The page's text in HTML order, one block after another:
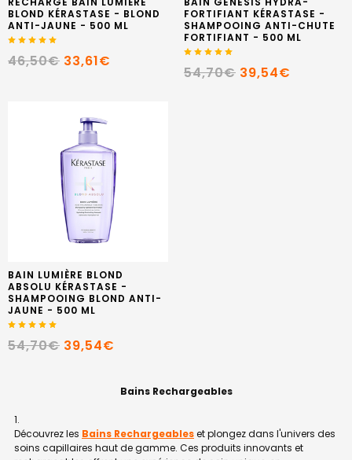
BLOND KÉRASTASE - BLOND
ANTI-JAUNE - 500 ML
46,50€ 33,61€
FORTIFIANT KÉRASTASE -
SHAMPOOING ANTI-CHUTE
FORTIFIANT - 500 ML
54,70€ 39,54€
BAIN LUMIÈRE BLOND
ABSOLU KÉRASTASE -
SHAMPOOING BLOND ANTI-
JAUNE - 500 ML
54,70€ 39,54€
Bains Rechargeables
Découvrez les Bains Rechargeableset plongez dans l'univers des
soins capillaires haut de gamme. Ces produits innovants et